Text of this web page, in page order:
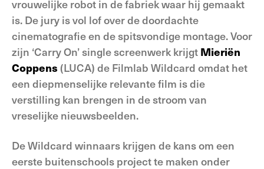
vrouwelijke robot in de fabriek waar hij gemaakt
is. De jury is vol lof over de doordachte
cinematografie en de spitsvondige montage. Voor
zijn ‘Carry On’ single screenwerk krijgt Mieriën
Coppens (LUCA) de Filmlab Wildcard omdat het
een diepmenselijke relevante film is die
verstilling kan brengen in de stroom van
vreselijke nieuwsbeelden.
De Wildcard winnaars krijgen de kans om een
eerste buitenschools project te maken onder